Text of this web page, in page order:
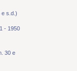
e s.d.)
- 1950
30 e